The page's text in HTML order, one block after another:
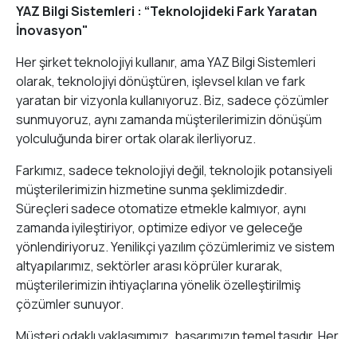
YAZ Bilgi Sistemleri : “Teknolojideki Fark Yaratan
İnovasyon"
Her şirket teknolojiyi kullanır, ama YAZ Bilgi Sistemleri
olarak, teknolojiyi dönüştüren, işlevsel kılan ve fark
yaratan bir vizyonla kullanıyoruz. Biz, sadece çözümler
sunmuyoruz, aynı zamanda müşterilerimizin dönüşüm
yolculuğunda birer ortak olarak ilerliyoruz.
Farkımız, sadece teknolojiyi değil, teknolojik potansiyeli
müşterilerimizin hizmetine sunma şeklimizdedir.
Süreçleri sadece otomatize etmekle kalmıyor, aynı
zamanda iyileştiriyor, optimize ediyor ve geleceğe
yönlendiriyoruz. Yenilikçi yazılım çözümlerimiz ve sistem
altyapılarımız, sektörler arası köprüler kurarak,
müşterilerimizin ihtiyaçlarına yönelik özelleştirilmiş
çözümler sunuyor.